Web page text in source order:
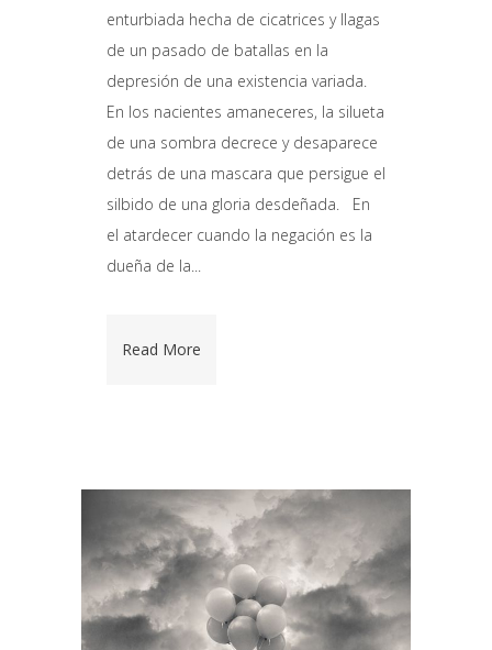
enturbiada hecha de cicatrices y llagas
de un pasado de batallas en la
depresión de una existencia variada.
En los nacientes amaneceres, la silueta
de una sombra decrece y desaparece
detrás de una mascara que persigue el
silbido de una gloria desdeñada. En
el atardecer cuando la negación es la
dueña de la...
Read More